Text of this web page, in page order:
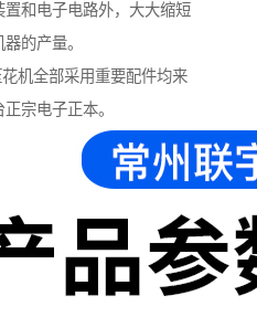
和电子电路外，大大缩短
的产量。
机全部采用重要配件均来
宗电子正本。